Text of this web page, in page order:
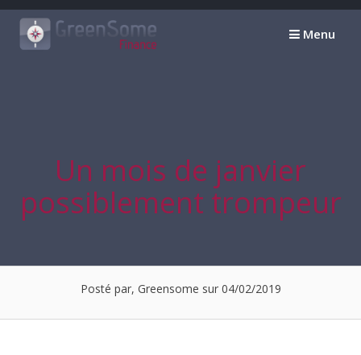
Passer
contenu
Menu
Un mois de janvier
possiblement trompeur
Posté par, Greensome sur 04/02/2019